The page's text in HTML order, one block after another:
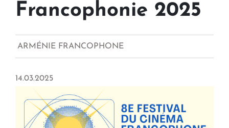
Francophonie 2025
ARMÉNIE FRANCOPHONE
14.03.2025